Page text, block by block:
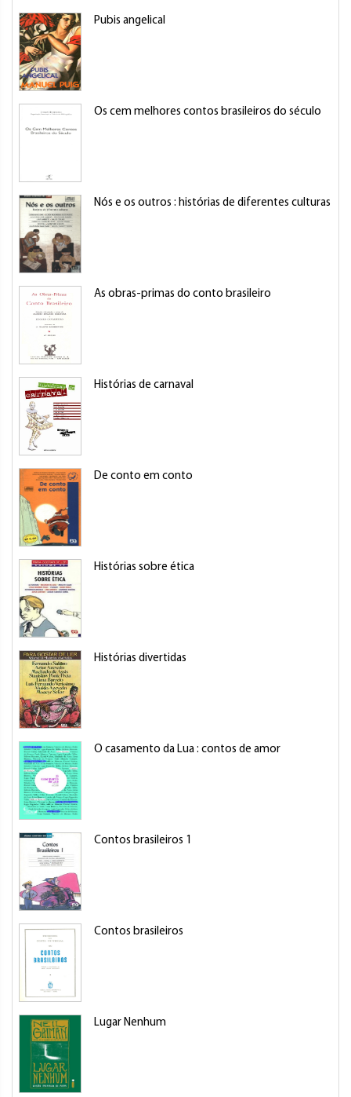
Pubis angelical
Os cem melhores contos brasileiros do século
Nós e os outros : histórias de diferentes culturas
As obras-primas do conto brasileiro
Histórias de carnaval
De conto em conto
Histórias sobre ética
Histórias divertidas
O casamento da Lua : contos de amor
Contos brasileiros 1
Contos brasileiros
Lugar Nenhum